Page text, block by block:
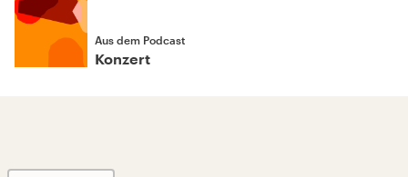
Aus dem Podcast
Konzert